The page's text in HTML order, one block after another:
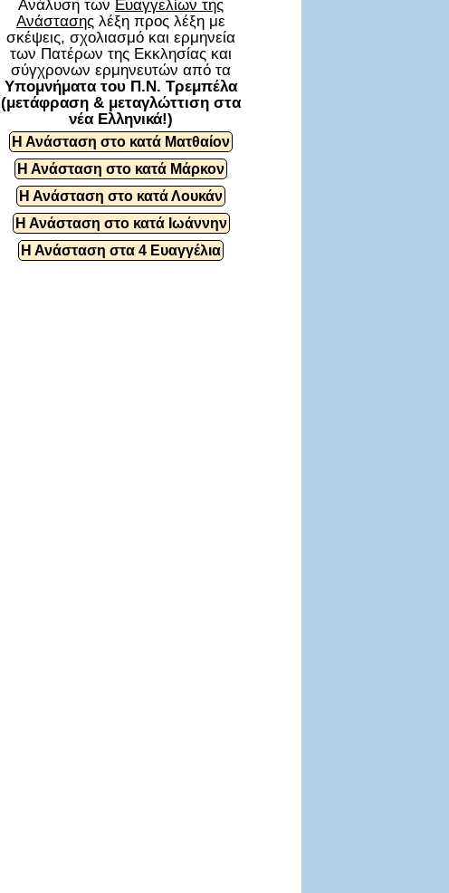
Ανάλυση των Ευαγγελίων της
Ανάστασης λέξη προς λέξη με
σκέψεις, σχολιασμό και ερμηνεία
των Πατέρων της Εκκλησίας και
σύγχρονων ερμηνευτών από τα
Υπομνήματα του Π.Ν. Τρεμπέλα
(μετάφραση & μεταγλώττιση στα
νέα Ελληνικά!)
Η Ανάσταση στο κατά Ματθαίον
Η Ανάσταση στο κατά Μάρκον
Η Ανάσταση στο κατά Λουκάν
Η Ανάσταση στο κατά Ιωάννην
Η Ανάσταση στα 4 Ευαγγέλια